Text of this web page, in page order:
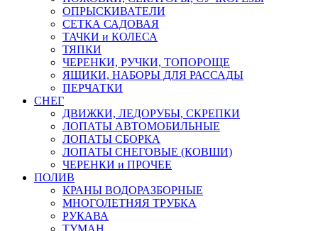
ОПРЫСКИВАТЕЛИ
СЕТКА САДОВАЯ
ТАЧКИ и КОЛЕСА
ТЯПКИ
ЧЕРЕНКИ, РУЧКИ, ТОПОРОЩЕ
ЯЩИКИ, НАБОРЫ ДЛЯ РАССАДЫ
ПЕРЧАТКИ
СНЕГ
ДВИЖКИ, ЛЕДОРУБЫ, СКРЕПКИ
ЛОПАТЫ АВТОМОБИЛЬНЫЕ
ЛОПАТЫ СБОРКА
ЛОПАТЫ СНЕГОВЫЕ (КОВШИ)
ЧЕРЕНКИ и ПРОЧЕЕ
ПОЛИВ
КРАНЫ ВОДОРАЗБОРНЫЕ
МНОГОЛЕТНЯЯ ТРУБКА
РУКАВА
ТУМАН